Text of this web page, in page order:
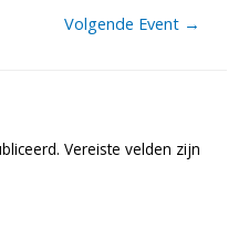
Volgende Event →
Vereiste velden zijn